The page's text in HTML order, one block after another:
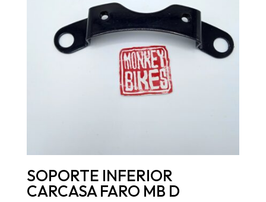
SOPORTE INFERIOR
CARCASA FARO MB D